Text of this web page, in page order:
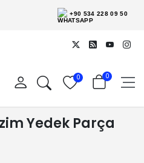
+90 534 228 09 50
0 0
Yedek Parça